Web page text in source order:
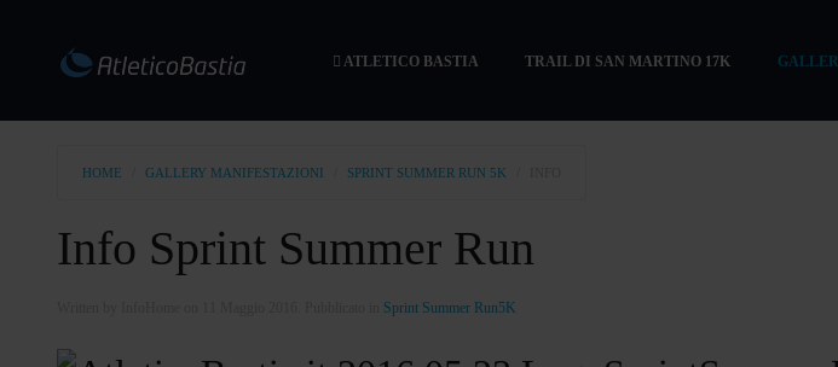
ATLETICO BASTIA TRAIL DI SAN MARTINO 17K
HOME GALLERY MANIFESTAZIONI SPRINT SUMMER RUN 5K
Info Sprint Summer Run
Sprint Summer Run5K